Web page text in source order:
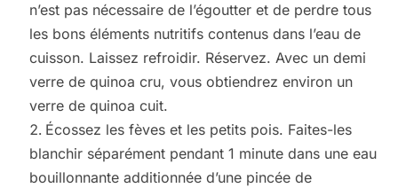
n’est pas nécessaire de l’égoutter et de perdre tous
les bons éléments nutritifs contenus dans l’eau de
cuisson. Laissez refroidir. Réservez. Avec un demi
verre de quinoa cru, vous obtiendrez environ un
verre de quinoa cuit.
Écossez les fèves et les petits pois. Faites-les
blanchir séparément pendant 1 minute dans une eau
bouillonnante additionnée d’une pincée de